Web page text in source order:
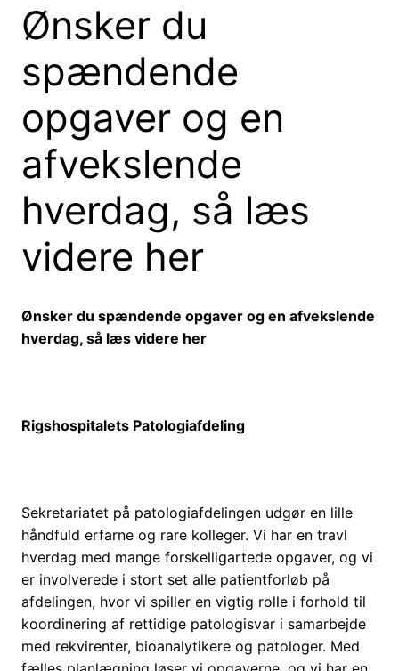
Ønsker du
spændende
opgaver og en
afvekslende
hverdag, så læs
videre her
Ønsker du spændende opgaver og en afvekslende
hverdag, så læs videre her
Rigshospitalets Patologiafdeling
Sekretariatet på patologiafdelingen udgør en lille
håndfuld erfarne og rare kolleger. Vi har en travl
hverdag med mange forskelligartede opgaver, og vi
er involverede i stort set alle patientforløb på
afdelingen, hvor vi spiller en vigtig rolle i forhold til
koordinering af rettidige patologisvar i samarbejde
med rekvirenter, bioanalytikere og patologer. Med